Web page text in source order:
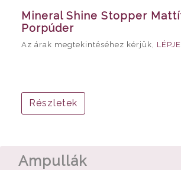
Mineral Shine Stopper
Porpúder
Az árak megtekintéséhez kérjük,
Részletek
Ampullák